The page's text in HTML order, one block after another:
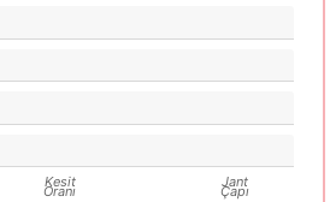
Kesit
Oranı
Jant
Çapı